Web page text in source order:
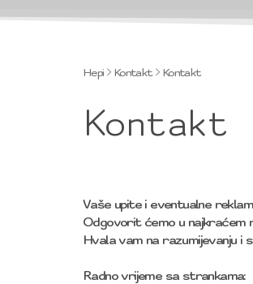
Hepi Kontakt Kontakt
Kontakt
Vaše upite i eventualne
Odgovorit ćemo u najkraćem
Hvala vam na razumijevanju i
Radno vrijeme sa strankama: